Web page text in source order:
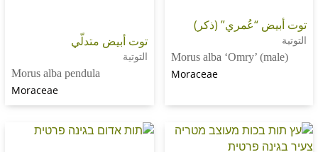
“عُمري” (ذكر)
Morus alba ‘Omry’
توت أبيض متدلّي
التوتية
Morus alba pendula